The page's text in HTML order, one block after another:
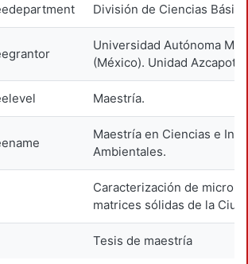
División de Ciencias
Universidad Autónoma
(México). Unidad
Maestría.
Maestría en Ciencias e
Ambientales.
Caracterización de
matrices sólidas de la
Tesis de maestría